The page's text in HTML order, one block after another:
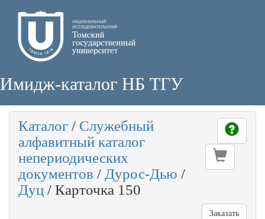
Имидж-каталог НБ ТГУ
Каталог / Служебный
алфавитный каталог
непериодических
документов / Дурос-Дью /
Дуц / Карточка 150
Заказать